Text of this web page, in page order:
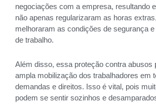
negociações com a empresa, resultando
não apenas regularizaram as horas
melhoraram as condições de segurança
de trabalho.
Além disso, essa proteção contra abusos
ampla mobilização dos trabalhadores em
demandas e direitos. Isso é vital, pois
podem se sentir sozinhos e